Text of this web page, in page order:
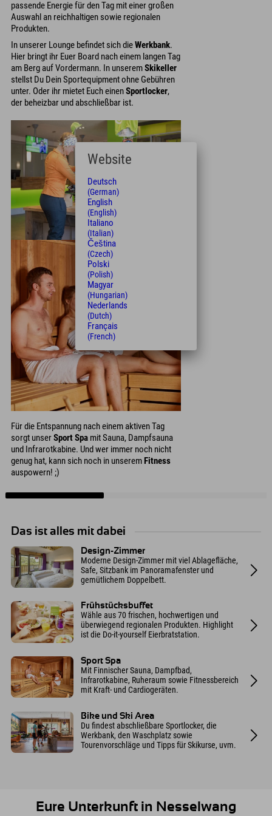
passende Energie für den Tag mit einer großen
Auswahl an reichhaltigen sowie regionalen
Produkten.
In unserer Lounge befindet sich dieWerkbank.
Hier bringt ihr Euer Board nach einem langen Tag
am Berg auf Vordermann. In unseremSkikeller
stellst Du Dein Sportequipment ohne Gebühren
unter. Oder ihr mietet Euch einenSportlocker,
der beheizbar und abschließbar ist.
Für die Entspannung nach einem aktiven Tag
sorgt unserSport Spa mit Sauna, Dampfsauna
und Infrarotkabine. Und wer immer noch nicht
genug hat, kann sich noch in unseremFitness
auspowern! ;)
Das ist alles mit dabei
Design-Zimmer
Moderne Design-Zimmer mit viel Ablagefläche,
Safe, Sitzbank im Panoramafenster und
gemütlichem Doppelbett.
Frühstücksbuffet
Wähle aus 70 frischen, hochwertigen und
überwiegend regionalen Produkten. Highlight
ist die Do-it-yourself Eierbratstation.
Sport Spa
Mit Finnischer Sauna, Dampfbad,
Infrarotkabine, Ruheraum sowie Fitnessbereich
mit Kraft- und Cardiogeräten.
Bike und Ski Area
Du findest abschließbare Sportlocker, die
Werkbank, den Waschplatz sowie
Tourenvorschläge und Tipps für Skikurse, uvm.
Eure Unterkunft in Nesselwang
Website
Deutsch
(German)
English
(English)
Italiano
(Italian)
Čeština
(Czech)
Polski
(Polish)
Magyar
(Hungarian)
Nederlands
(Dutch)
Français
(French)